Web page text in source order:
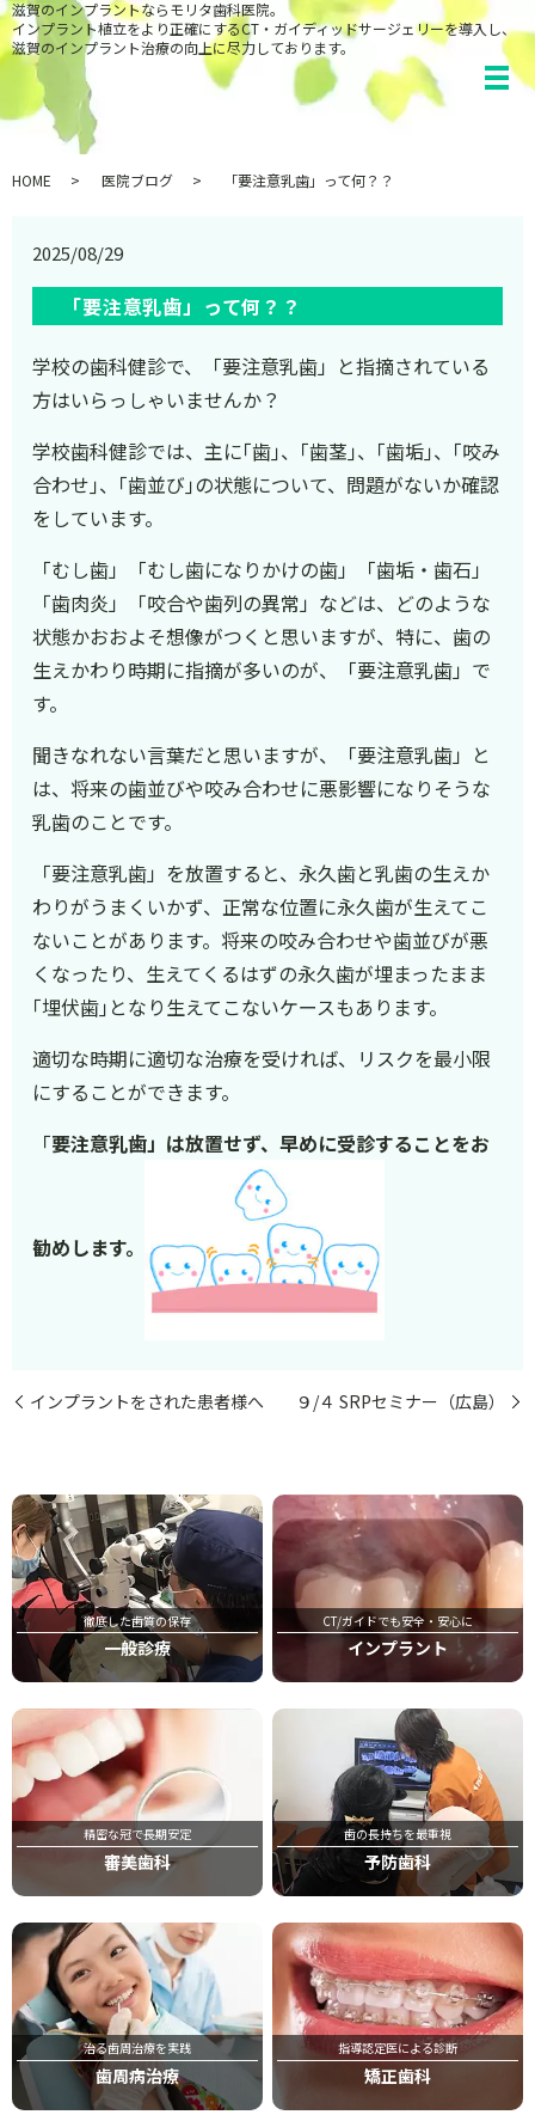
滋賀のインプラントならモリタ歯科医院。
インプラント植立をより正確にするCT・ガイディッドサージェリーを導入し、
滋賀のインプラント治療の向上に尽力しております。
HOME 医院ブログ 「要注意乳歯」って何？？
2025/08/29
「要注意乳歯」って何？？
学校の歯科健診で、「要注意乳歯」と指摘されている
方はいらっしゃいませんか？
学校歯科健診では、主に｢歯｣、｢歯茎｣、｢歯垢｣、｢咬み
合わせ｣、｢歯並び｣の状態について、問題がないか確認
をしています。
「むし歯」「むし歯になりかけの歯」「歯垢・歯石」
「歯肉炎」「咬合や歯列の異常」などは、どのような
状態かおおよそ想像がつくと思いますが、特に、歯の
生えかわり時期に指摘が多いのが、「要注意乳歯」で
す。
聞きなれない言葉だと思いますが、「要注意乳歯」と
は、将来の歯並びや咬み合わせに悪影響になりそうな
乳歯のことです。
「要注意乳歯」を放置すると、永久歯と乳歯の生えか
わりがうまくいかず、正常な位置に永久歯が生えてこ
ないことがあります。将来の咬み合わせや歯並びが悪
くなったり、生えてくるはずの永久歯が埋まったまま
｢埋伏歯｣となり生えてこないケースもあります。
適切な時期に適切な治療を受ければ、リスクを最小限
にすることができます。
「要注意乳歯」は放置せず、早めに受診することをお
勧めします。
インプラントをされた患者様へ ９/４ SRPセミナー（広島）
徹底した歯質の保存
一般診療
CT/ガイドでも安全・安心に
インプラント
精密な冠で長期安定
審美歯科
歯の長持ちを最重視
予防歯科
治る歯周治療を実践
歯周病治療
指導認定医による診断
矯正歯科